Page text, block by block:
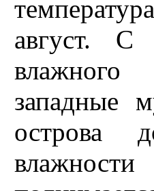
август. С
влажного
западные
острова